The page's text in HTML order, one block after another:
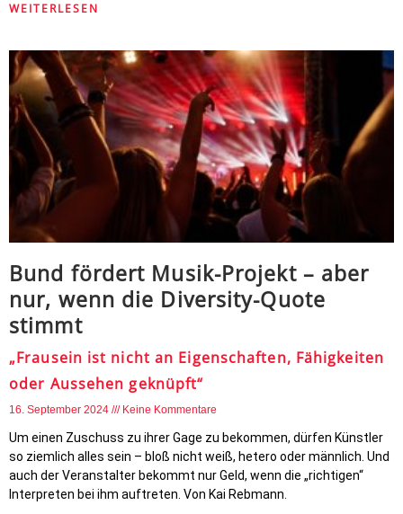
WEITERLESEN
Bund fördert Musik-Projekt – aber
nur, wenn die Diversity-Quote
stimmt
„Frausein ist nicht an Eigenschaften, Fähigkeiten
oder Aussehen geknüpft“
16. September 2024 Keine Kommentare
Um einen Zuschuss zu ihrer Gage zu bekommen, dürfen Künstler
so ziemlich alles sein – bloß nicht weiß, hetero oder männlich. Und
auch der Veranstalter bekommt nur Geld, wenn die „richtigen“
Interpreten bei ihm auftreten. Von Kai Rebmann.